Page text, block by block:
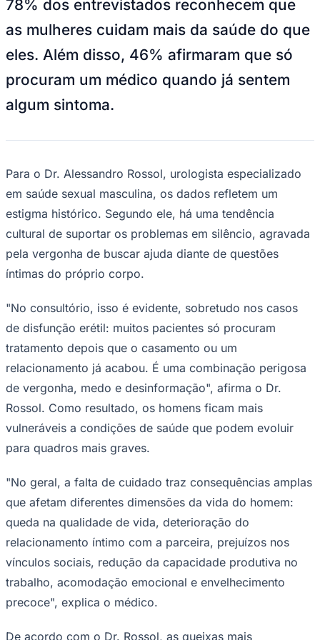
NBA
Fórmula 1
Tênis (ATP)
NHL
Vôlei
Brasileirão Série A
Brasileirão Série B
Paulistão
Copa do Brasil
Libertadores
Sul-Americana
Copa América
Champions League
Premier League
Mundial 2026
Times - Ir direto
78% dos entrevistados reconhecem que
as mulheres cuidam mais da saúde do que
eles. Além disso, 46% afirmaram que só
procuram um médico quando já sentem
algum sintoma.
Para o Dr. Alessandro Rossol, urologista especializado
em saúde sexual masculina, os dados refletem um
estigma histórico. Segundo ele, há uma tendência
cultural de suportar os problemas em silêncio, agravada
pela vergonha de buscar ajuda diante de questões
íntimas do próprio corpo.
"No consultório, isso é evidente, sobretudo nos casos
de disfunção erétil: muitos pacientes só procuram
tratamento depois que o casamento ou um
relacionamento já acabou. É uma combinação perigosa
de vergonha, medo e desinformação", afirma o Dr.
Rossol. Como resultado, os homens ficam mais
vulneráveis a condições de saúde que podem evoluir
para quadros mais graves.
"No geral, a falta de cuidado traz consequências amplas
que afetam diferentes dimensões da vida do homem:
queda na qualidade de vida, deterioração do
relacionamento íntimo com a parceira, prejuízos nos
vínculos sociais, redução da capacidade produtiva no
trabalho, acomodação emocional e envelhecimento
precoce", explica o médico.
De acordo com o Dr. Rossol, as queixas mais